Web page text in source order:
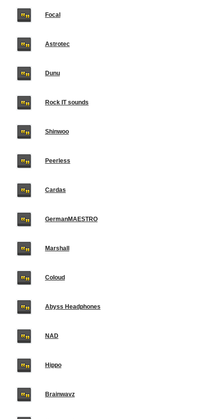
Focal
Astrotec
Dunu
Rock IT sounds
Shinwoo
Peerless
Cardas
GermanMAESTRO
Marshall
Coloud
Abyss Headphones
NAD
Hippo
Brainwavz